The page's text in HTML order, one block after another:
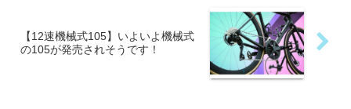
【12速機械式105】いよいよ機械式
の105が発売されそうです！